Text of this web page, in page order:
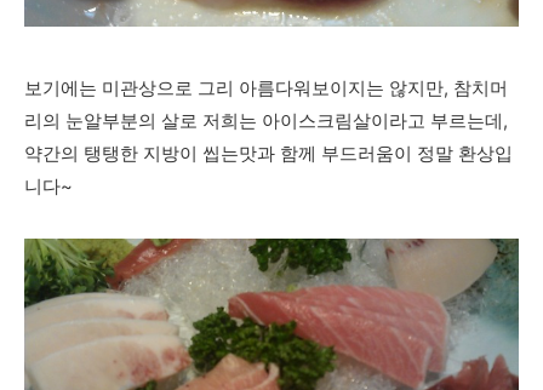
보기에는 미관상으로 그리 아름다워보이지는 않지만, 참치머
리의 눈알부분의 살로 저희는 아이스크림살이라고 부르는데,
약간의 탱탱한 지방이 씹는맛과 함께 부드러움이 정말 환상입
니다~